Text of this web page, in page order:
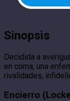
Sinopsis
Decidida a
en coma, una
rivalidades,
Encierro